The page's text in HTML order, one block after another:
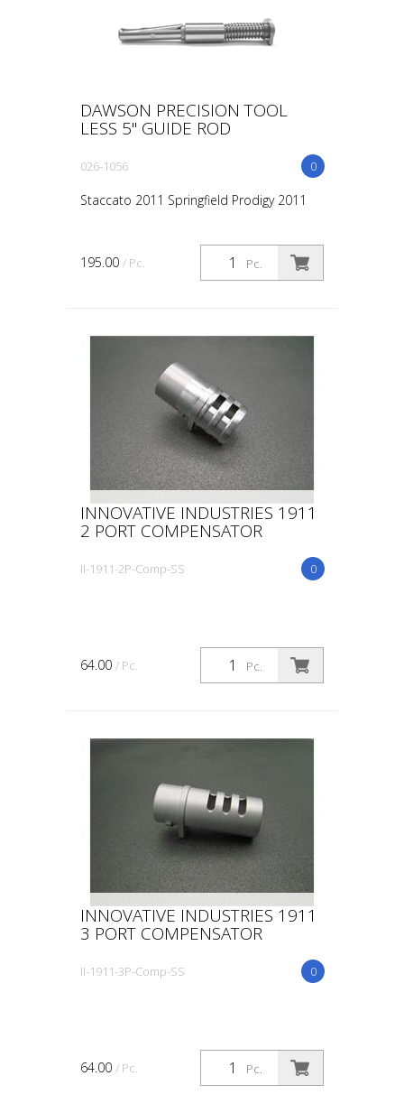
DAWSON PRECISION TOOL
LESS 5" GUIDE ROD
0
026-1056
Staccato 2011 Springfield Prodigy 2011
Pc.
195.00 / Pc.
INNOVATIVE INDUSTRIES 1911
2 PORT COMPENSATOR
0
II-1911-2P-Comp-SS
Pc.
64.00 / Pc.
INNOVATIVE INDUSTRIES 1911
3 PORT COMPENSATOR
0
II-1911-3P-Comp-SS
Pc.
64.00 / Pc.